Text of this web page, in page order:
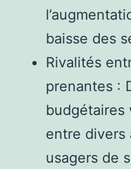
baisse des
Rivalités
prenantes :
budgétaires
entre divers
usagers de